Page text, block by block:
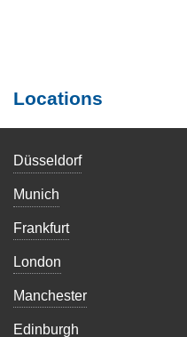
Locations
Düsseldorf
Munich
Frankfurt
London
Manchester
Edinburgh